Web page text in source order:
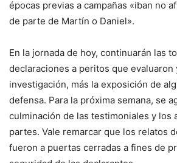
épocas previas a campañas «iban no
de parte de Martín o Daniel».
En la jornada de hoy, continuarán las
declaraciones a peritos que evaluaron
investigación, más la exposición de
defensa. Para la próxima semana, se
culminación de las testimoniales y los
partes. Vale remarcar que los relatos
fueron a puertas cerradas a fines de